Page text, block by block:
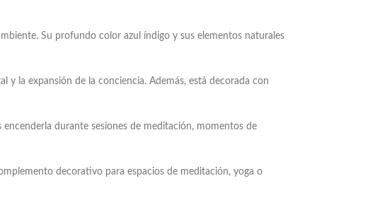
Su profundo color azul índigo y sus elementos naturales
y la expansión de la conciencia. Además, está decorada con
durante sesiones de meditación, momentos de
decorativo para espacios de meditación, yoga o